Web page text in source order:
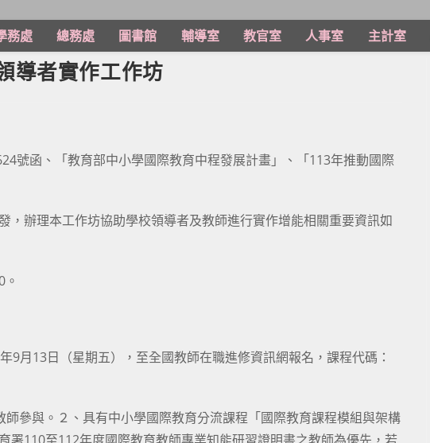
務處 總務處 圖書館 輔導室 教官室 人事室 主計室
導者實作工作坊
號函、「教育部中小學國際教育中程發展計畫」、「113年推動國際
，辦理本工作坊協助學校領導者及教師進行實作增能相關重要資訊如
9月13日（星期五），至全國教師在職進修資訊網報名，課程代碼：
參與。２、具有中小學國際教育分流課程「國際教育課程模組與架構